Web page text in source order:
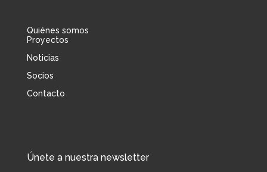
Quiénes somos
Proyectos
Noticias
Socios
Contacto
Únete a nuestra newsletter